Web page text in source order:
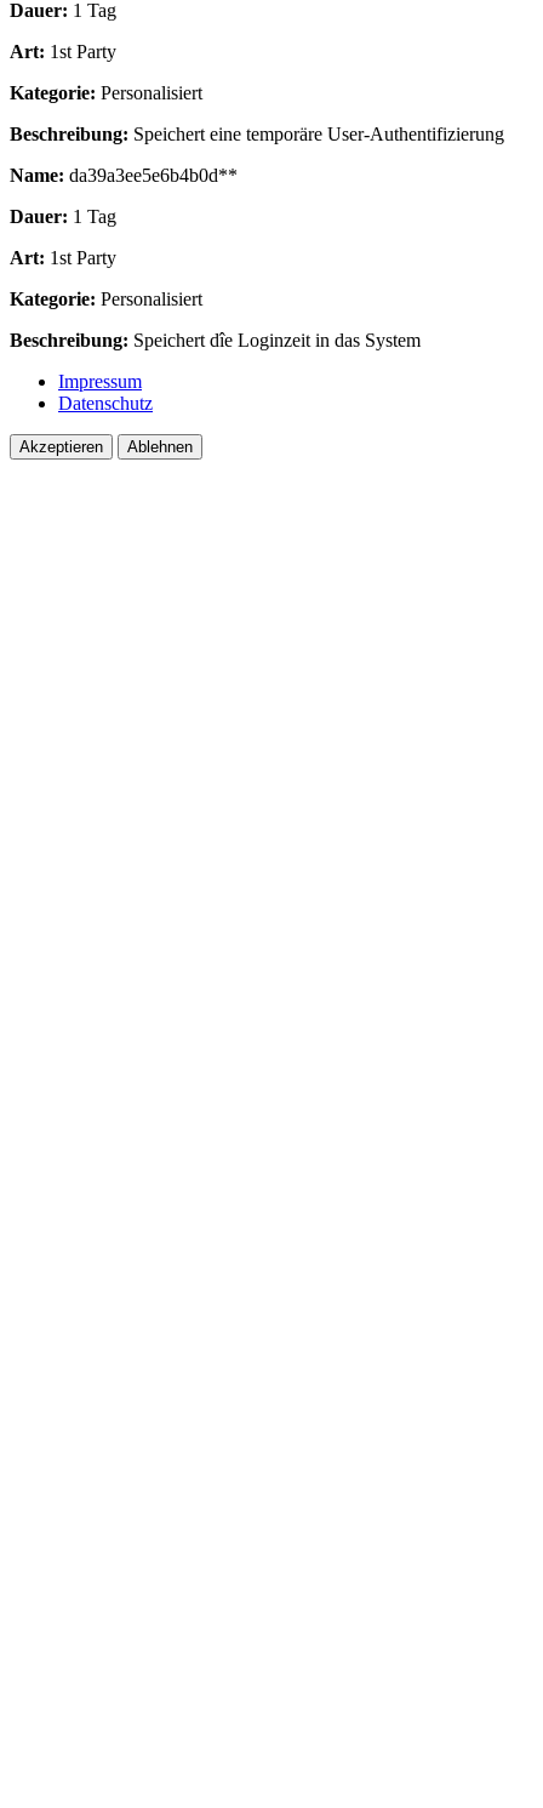
Dauer: 1 Tag
Art: 1st Party
Kategorie: Personalisiert
Beschreibung: Speichert eine temporäre User-Authentifizierung
Name: da39a3ee5e6b4b0d**
Dauer: 1 Tag
Art: 1st Party
Kategorie: Personalisiert
Beschreibung: Speichert dîe Loginzeit in das System
Impressum
Datenschutz
Akzeptieren Ablehnen